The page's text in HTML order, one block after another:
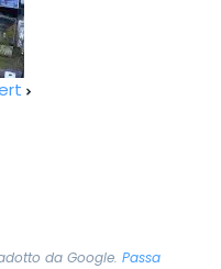
da Google. Passa